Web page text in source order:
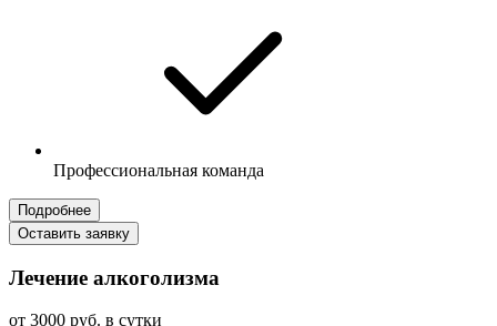
Профессиональная команда
Подробнее
Оставить заявку
Лечение алкоголизма
от 3000 руб. в сутки